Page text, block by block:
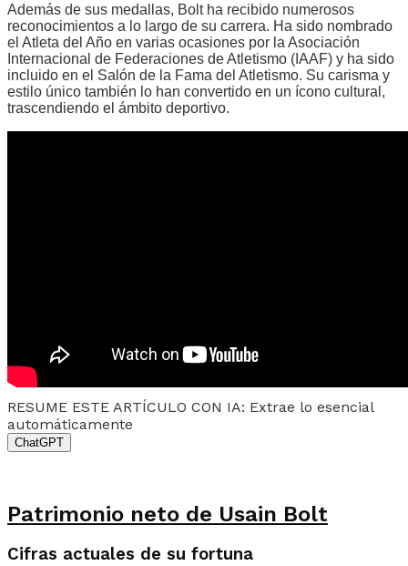
Además de sus medallas, Bolt ha recibido numerosos
reconocimientos a lo largo de su carrera. Ha sido nombrado
el Atleta del Año en varias ocasiones por la Asociación
Internacional de Federaciones de Atletismo (IAAF) y ha sido
incluido en el Salón de la Fama del Atletismo. Su carisma y
estilo único también lo han convertido en un ícono cultural,
trascendiendo el ámbito deportivo.
RESUME ESTE ARTÍCULO CON IA: Extrae lo esencial
automáticamente
ChatGPT
Patrimonio neto de Usain Bolt
Cifras actuales de su fortuna